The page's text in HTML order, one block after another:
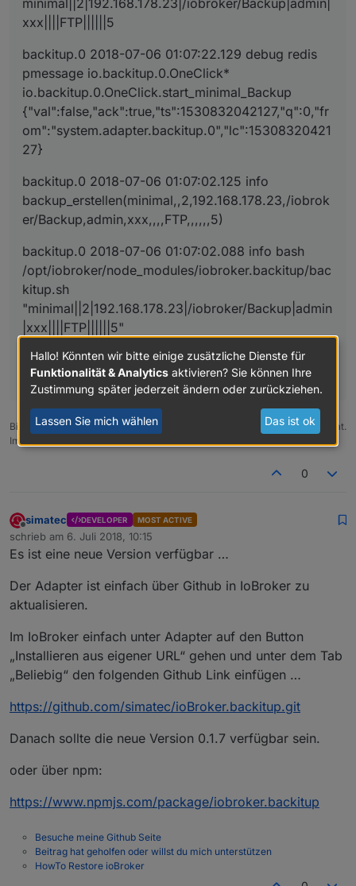
xxx||||FTP||||||5
backitup.0 2018-07-06 01:07:22.129 debug redis
pmessage io.backitup.0.OneClick*
io.backitup.0.OneClick.start_minimal_Backup
{"val":false,"ack":true,"ts":1530832042127,"q":0,"fr
om":"system.adapter.backitup.0","lc":15308320421
27}
backitup.0 2018-07-06 01:07:02.125 info
backup_erstellen(minimal,,2,192.168.178.23,/iobrok
er/Backup,admin,xxx,,,,FTP,,,,,,5)
backitup.0 2018-07-06 01:07:02.088 info bash
/opt/iobroker/node_modules/iobroker.backitup/bac
kitup.sh
"minimal||2|192.168.178.23|/iobroker/Backup|admin
|xxx||||FTP||||||5"
backitup.0 2018-07-06 01:07:02.086 info OneClick
Minimal Backup gestartet `
Bitte benutzt das Voting rechts unten im Beitrag wenn er euch geholfen hat.
Immer Daten sichern!
0
Offline
simatec DEVELOPER MOST ACTIVE
schrieb am 6. Juli 2018, 10:15
zuletzt editiert von
Es ist eine neue Version verfügbar …
Der Adapter ist einfach über Github in IoBroker zu
aktualisieren.
Im IoBroker einfach unter Adapter auf den Button
„Installieren aus eigener URL“ gehen und unter dem Tab
„Beliebig“ den folgenden Github Link einfügen …
https://github.com/simatec/ioBroker.backitup.git
Danach sollte die neue Version 0.1.7 verfügbar sein.
oder über npm:
https://www.npmjs.com/package/iobroker.backitup
Besuche meine Github Seite
Beitrag hat geholfen oder willst du mich unterstützen
HowTo Restore ioBroker
Hallo! Könnten wir bitte einige zusätzliche Dienste für
Funktionalität & Analytics aktivieren? Sie können Ihre
Zustimmung später jederzeit ändern oder zurückziehen.
Lassen Sie mich wählen Das ist ok